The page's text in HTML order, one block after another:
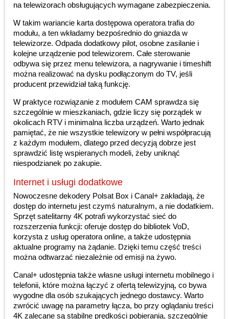
na telewizorach obsługujących wymagane zabezpieczenia.
W takim wariancie karta dostępowa operatora trafia do
modułu, a ten wkładamy bezpośrednio do gniazda w
telewizorze. Odpada dodatkowy pilot, osobne zasilanie i
kolejne urządzenie pod telewizorem. Całe sterowanie
odbywa się przez menu telewizora, a nagrywanie i timeshift
można realizować na dysku podłączonym do TV, jeśli
producent przewidział taką funkcję.
W praktyce rozwiązanie z modułem CAM sprawdza się
szczególnie w mieszkaniach, gdzie liczy się porządek w
okolicach RTV i minimalna liczba urządzeń. Warto jednak
pamiętać, że nie wszystkie telewizory w pełni współpracują
z każdym modułem, dlatego przed decyzją dobrze jest
sprawdzić listę wspieranych modeli, żeby uniknąć
niespodzianek po zakupie.
Internet i usługi dodatkowe
Nowoczesne dekodery Polsat Box i Canal+ zakładają, że
dostęp do internetu jest czymś naturalnym, a nie dodatkiem.
Sprzęt satelitarny 4K potrafi wykorzystać sieć do
rozszerzenia funkcji: oferuje dostęp do bibliotek VoD,
korzysta z usług operatora online, a także udostępnia
aktualne programy na żądanie. Dzięki temu część treści
można odtwarzać niezależnie od emisji na żywo.
Canal+ udostępnia także własne usługi internetu mobilnego i
telefonii, które można łączyć z ofertą telewizyjną, co bywa
wygodne dla osób szukających jednego dostawcy. Warto
zwrócić uwagę na parametry łącza, bo przy oglądaniu treści
4K zalecane są stabilne prędkości pobierania, szczególnie